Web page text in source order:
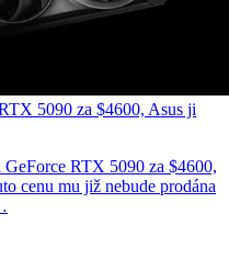
5090 za $4600, Asus ji
RTX 5090 za $4600,
cenu mu již nebude prodána